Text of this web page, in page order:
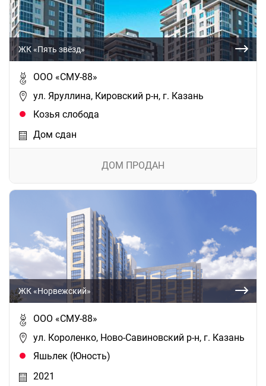
ЖК «Пять звёзд»
ООО «СМУ-88»
ул. Яруллина, Кировский р-н, г. Казань
Козья слобода
Дом сдан
ДОМ ПРОДАН
ЖК «Норвежский»
ООО «СМУ-88»
ул. Короленко, Ново-Савиновский р-н, г. Казань
Яшьлек (Юность)
2021